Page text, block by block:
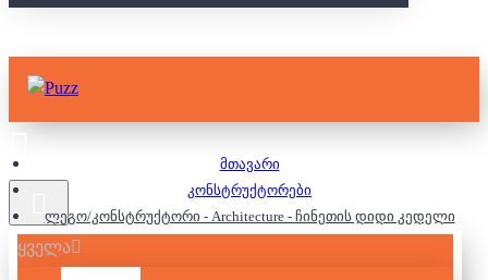
ყველა
მთავარი
კონსტრუქტორები
ლეგო/კონსტრუქტორი - Architecture - ჩინეთის დიდი კედელი